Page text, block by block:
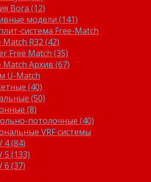
Bora (12)
модели (141)
система Free-Match
Match R32 (42)
Free Match (35)
Match Архив (67)
U-Match
(40)
(50)
(8)
потолочные (40)
VRF системы
4 (84)
5 (133)
6 (37)